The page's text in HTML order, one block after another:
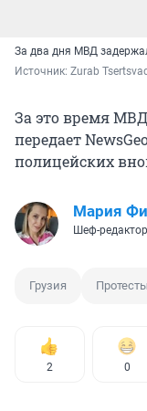
За два дня МВД
Источник: Zurab
За это время МВД
передает
полицейских
Мария
Шеф-
Грузия
2 0